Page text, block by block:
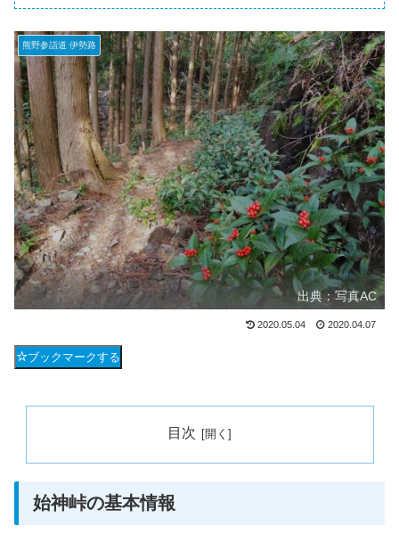
熊野参詣道 伊勢路
出典：写真AC
2020.05.04 2020.04.07
ブックマークする
目次
始神峠の基本情報